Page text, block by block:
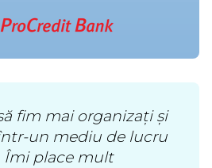
fim mai organizați și
un mediu de lucru
Îmi place mult